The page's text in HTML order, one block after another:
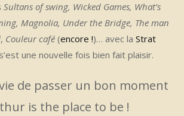
Sultans of swing, Wicked Games, What’s
Magnolia, Under the Bridge, The man
, Couleur café (encore !)… avec la Strat
une nouvelle fois bien fait plaisir.
de passer un bon moment
is the place to be !